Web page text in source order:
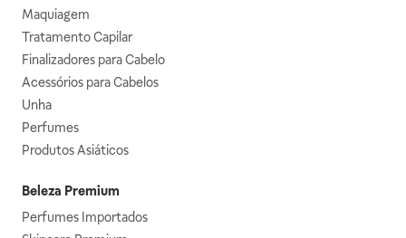
Maquiagem
Tratamento Capilar
Finalizadores para Cabelo
Acessórios para Cabelos
Unha
Perfumes
Produtos Asiáticos
Beleza Premium
Perfumes Importados